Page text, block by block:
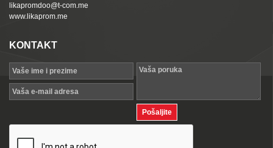
likapromdoo@t-com.me
www.likaprom.me
KONTAKT